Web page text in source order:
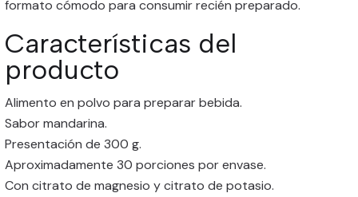
formato cómodo para consumir recién preparado.
Características del
producto
Alimento en polvo para preparar bebida.
Sabor mandarina.
Presentación de 300 g.
Aproximadamente 30 porciones por envase.
Con citrato de magnesio y citrato de potasio.